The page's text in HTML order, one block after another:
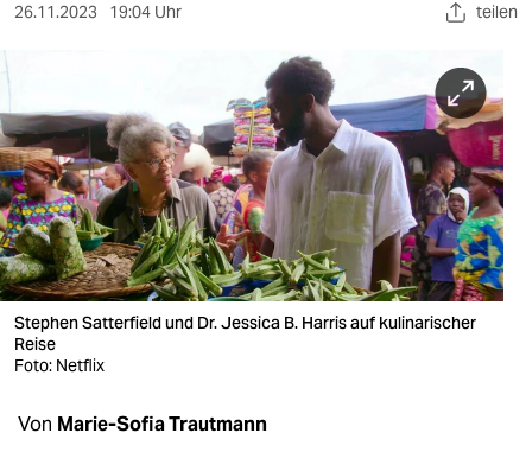
berlin
nord
wahrheit
verlag
verlag
shop
26.11.2023 19:04 Uhr teilen
Stephen Satterfield und Dr. Jessica B. Harris auf kulinarischer
Reise
Foto: Netflix
Von Marie-Sofia Trautmann